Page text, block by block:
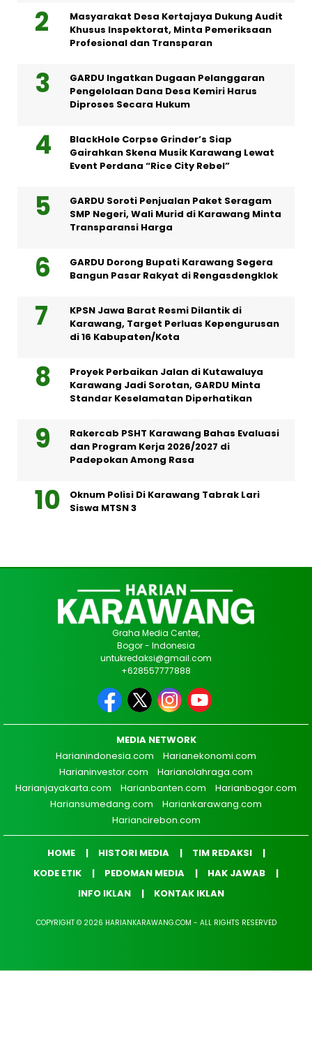
Masyarakat Desa Kertajaya Dukung Audit
Khusus Inspektorat, Minta Pemeriksaan
Profesional dan Transparan
GARDU Ingatkan Dugaan Pelanggaran
Pengelolaan Dana Desa Kemiri Harus
Diproses Secara Hukum
BlackHole Corpse Grinder’s Siap
Gairahkan Skena Musik Karawang Lewat
Event Perdana “Rice City Rebel”
GARDU Soroti Penjualan Paket Seragam
SMP Negeri, Wali Murid di Karawang Minta
Transparansi Harga
GARDU Dorong Bupati Karawang Segera
Bangun Pasar Rakyat di Rengasdengklok
KPSN Jawa Barat Resmi Dilantik di
Karawang, Target Perluas Kepengurusan
di 16 Kabupaten/Kota
Proyek Perbaikan Jalan di Kutawaluya
Karawang Jadi Sorotan, GARDU Minta
Standar Keselamatan Diperhatikan
Rakercab PSHT Karawang Bahas Evaluasi
dan Program Kerja 2026/2027 di
Padepokan Among Rasa
Oknum Polisi Di Karawang Tabrak Lari
Siswa MTSN 3
Graha Media Center,
Bogor - Indonesia
untukredaksi@gmail.com
+628557777888
MEDIA NETWORK
Harianindonesia.com
Harianekonomi.com
Harianinvestor.com
Harianolahraga.com
Harianjayakarta.com
Harianbanten.com
Harianbogor.com
Hariansumedang.com
Hariankarawang.com
Hariancirebon.com
HOME HISTORI MEDIA
TIM REDAKSI
KODE ETIK
PEDOMAN MEDIA
HAK JAWAB
INFO IKLAN
KONTAK IKLAN
COPYRIGHT © 2026 HARIANKARAWANG.COM - ALL RIGHTS RESERVED